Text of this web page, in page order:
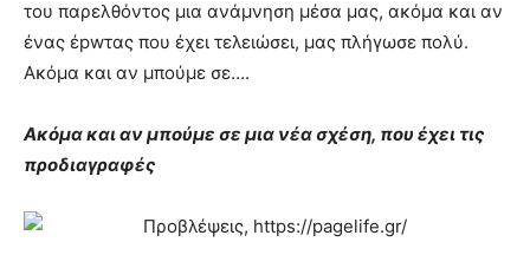
του παρελθόντος μια ανάμνηση μέσα μας, ακόμα και αν
ένας έpwτας που έχει τελειώσει, μας πλήγωσε πολύ.
Ακόμα και αν μπούμε σε….
Ακόμα και αν μπούμε σε μια νέα σχέση, που έχει τις
προδιαγραφές